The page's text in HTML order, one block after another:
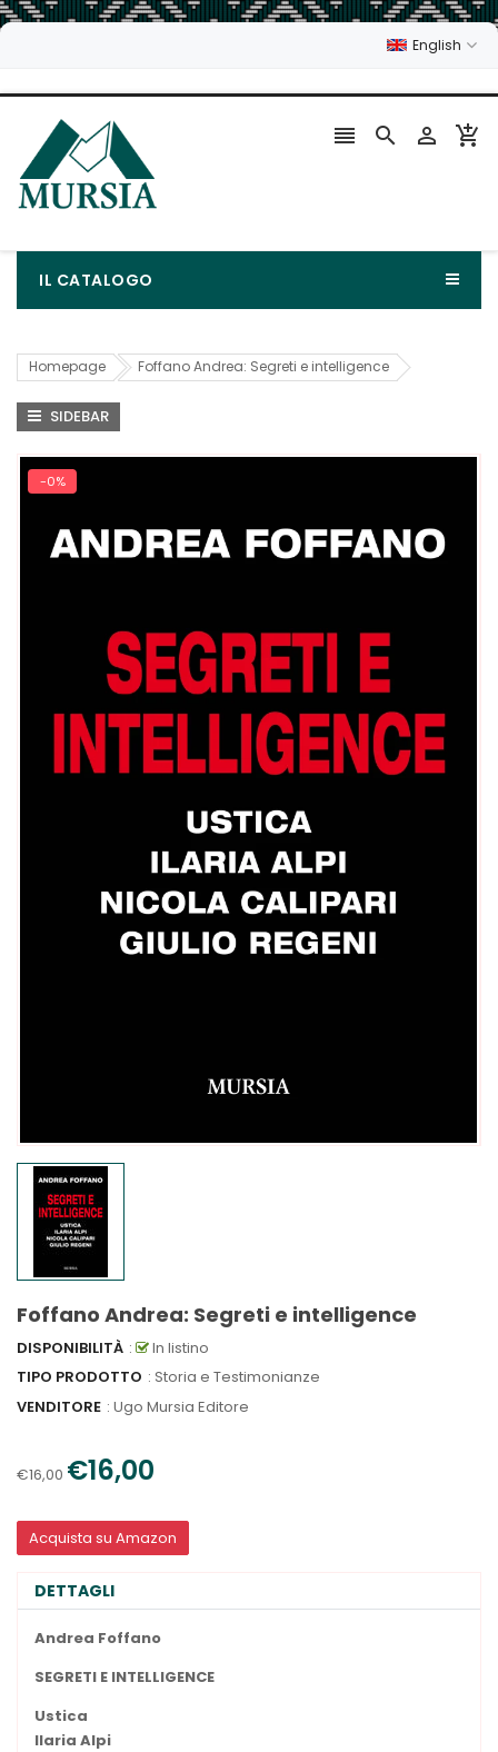
English
   
IL CATALOGO
Homepage Foffano Andrea: Segreti e intelligence
SIDEBAR
-0%
Foffano Andrea: Segreti e intelligence
DISPONIBILITÀ :
In listino
TIPO PRODOTTO : Storia e Testimonianze
VENDITORE : Ugo Mursia Editore
€16,00 €16,00
Acquista su Amazon
DETTAGLI
Andrea Foffano
SEGRETI E INTELLIGENCE
Ustica
Ilaria Alpi